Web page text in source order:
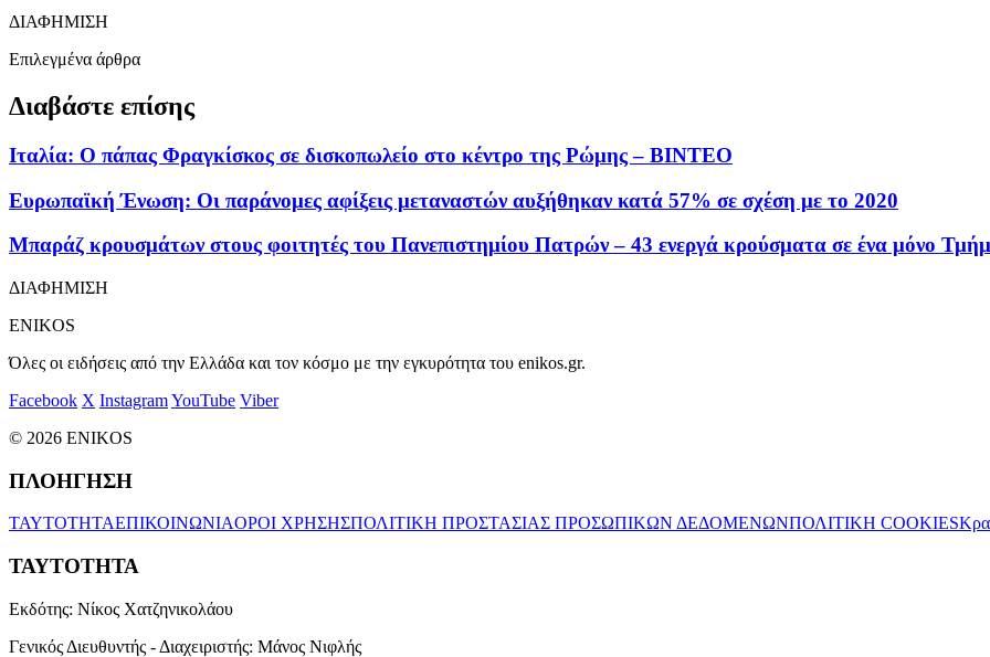
ΔΙΑΦΗΜΙΣΗ
Επιλεγμένα άρθρα
Διαβάστε επίσης
Ιταλία: O πάπας Φραγκίσκος σε δισκοπωλείο στο κέντρο της Ρώμης – BINTEO
Ευρωπαϊκή Ένωση: Οι παράνομες αφίξεις μεταναστών αυξήθηκαν κατά 57% σε σχέση με το 2020
Μπαράζ κρουσμάτων στους φοιτητές του Πανεπιστημίου Πατρών – 43 ενεργά κρούσματα σε ένα μόνο
ΔΙΑΦΗΜΙΣΗ
ENIKOS
Όλες οι ειδήσεις από την Ελλάδα και τον κόσμο με την εγκυρότητα του enikos.gr.
Facebook X InstagramYouTube Viber
© 2026 ENIKOS
ΠΛΟΗΓΗΣΗ
ΤΑΥΤΟΤΗΤΑΕΠΙΚΟΙΝΩΝΙΑΟΡΟΙ ΧΡΗΣΗΣΠΟΛΙΤΙΚΗ ΠΡΟΣΤΑΣΙΑΣ ΠΡΟΣΩΠΙΚΩΝ ΔΕΔΟΜΕΝΩΝΠΟΛΙΤΙΚΗ COOKIES
ΤΑΥΤΟΤΗΤΑ
Εκδότης: Νίκος Χατζηνικολάου
Γενικός Διευθυντής - Διαχειριστής: Μάνος Νιφλής